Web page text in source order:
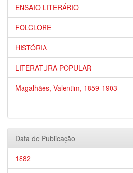
ENSAIO LITERÁRIO
FOLCLORE
HISTÓRIA
LITERATURA POPULAR
Magalhães, Valentim, 1859-1903
Data de Publicação
1882